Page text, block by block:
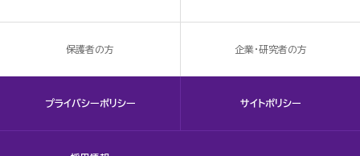
保護者の方 企業・研究者の方
プライバシーポリシー サイトポリシー